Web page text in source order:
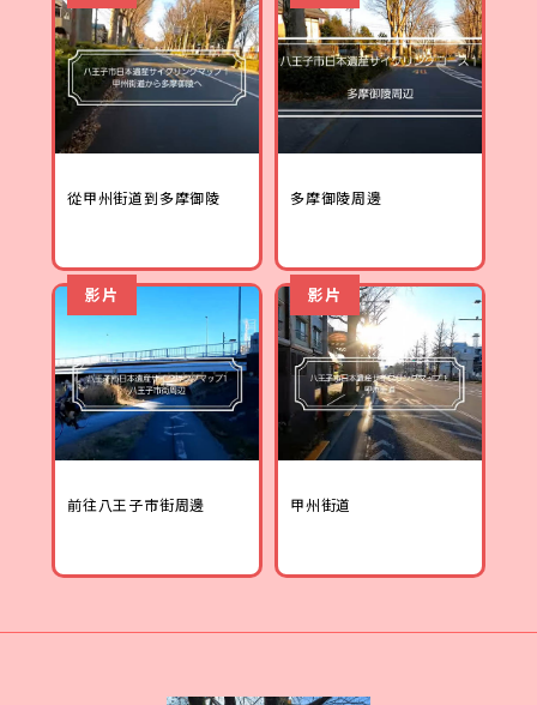
從甲州街道到多摩御陵 多摩御陵周邊
影片
前往八王子市街周邊
影片
甲州街道